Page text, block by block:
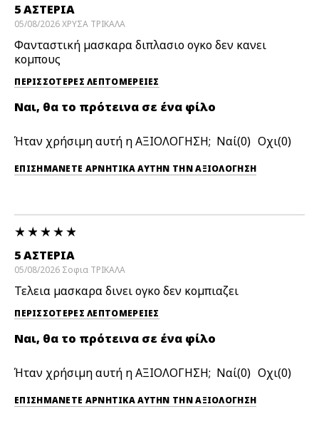
5 ΑΣΤΕΡΙΑ
05/08/2026ΧΡΥΣΑ ΤΡΙΚΑΛΑ
Φανταστική μασκαρα διπλασιο ογκο δεν κανει
κομπους
ΠΕΡΙΣΣΌΤΕΡΕΣ ΛΕΠΤΟΜΈΡΕΙΕΣ
Ναι, θα το πρότεινα σε ένα φίλο
Ήταν χρήσιμη αυτή η ΑΞΙΟΛΟΓΗΣΗ; 0 0
ΕΠΙΣΗΜΆΝΕΤΕ ΑΡΝΗΤΙΚΆ ΑΥΤΉΝ ΤΗΝ ΑΞΙΟΛΟΓΗΣΗ
5 ΑΣΤΕΡΙΑ
05/08/2026 Σοφια ΤΡΙΚΑΛΑ
Τελεια μασκαρα δινει ογκο δεν κομπιαζει
ΠΕΡΙΣΣΌΤΕΡΕΣ ΛΕΠΤΟΜΈΡΕΙΕΣ
Ναι, θα το πρότεινα σε ένα φίλο
Ήταν χρήσιμη αυτή η ΑΞΙΟΛΟΓΗΣΗ; 0 0
ΕΠΙΣΗΜΆΝΕΤΕ ΑΡΝΗΤΙΚΆ ΑΥΤΉΝ ΤΗΝ ΑΞΙΟΛΟΓΗΣΗ